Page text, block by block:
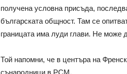
получена условна присъда,
българската общност. Там се
границата има луди глави. Не може
Той напомни, че в центъра на
сънародници в РСМ.